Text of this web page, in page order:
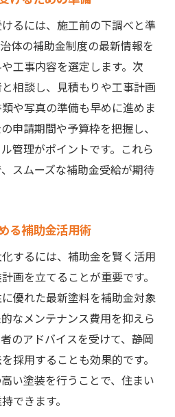
るには、施工前の下調べと準
体の補助金制度の最新情報を
工事内容を選定します。次
相談し、見積もりや工事計画
や写真の準備も早めに進めま
申請期間や予算枠を把握し、
管理がポイントです。これら
スムーズな補助金受給が期待
る補助金活用術
するには、補助金を賢く活用
画を立てることが重要です。
優れた最新塗料を補助金対象
なメンテナンス費用を抑えら
のアドバイスを受けて、静岡
採用することも効果的です。
い塗装を行うことで、住まい
できます。